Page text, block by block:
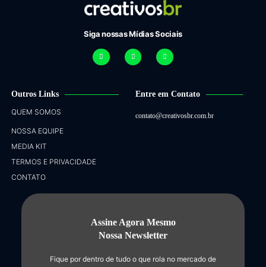
Siga nossas Mídias Sociais
Outros Links
QUEM SOMOS
NOSSA EQUIPE
MEDIA KIT
TERMOS E PRIVACIDADE
CONTATO
Entre em Contato
contato@creativosbr.com.br
Assine Agora Mesmo
Nossa Newsletter
Fique por dentro de tudo o que rola no mercado de